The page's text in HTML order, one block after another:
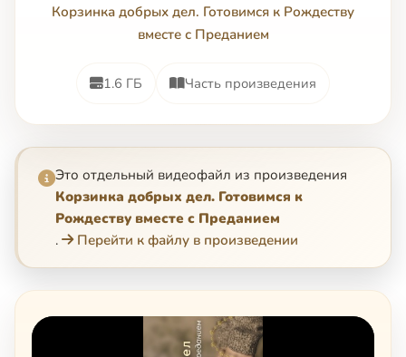
Корзинка добрых дел. Готовимся к Рождеству
вместе с Преданием
1.6 ГБ Часть произведения
Это отдельный видеофайл из произведения
Корзинка добрых дел. Готовимся к
Рождеству вместе с Преданием
.
Перейти к файлу в произведении